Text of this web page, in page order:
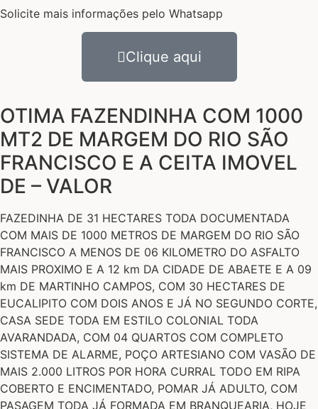
Solicite mais informações pelo Whatsapp
Clique aqui
OTIMA FAZENDINHA COM 1000
MT2 DE MARGEM DO RIO SÃO
FRANCISCO E A CEITA IMOVEL
DE – VALOR
FAZEDINHA DE 31 HECTARES TODA DOCUMENTADA
COM MAIS DE 1000 METROS DE MARGEM DO RIO SÃO
FRANCISCO A MENOS DE 06 KILOMETRO DO ASFALTO
MAIS PROXIMO E A 12 km DA CIDADE DE ABAETE E A 09
km DE MARTINHO CAMPOS, COM 30 HECTARES DE
EUCALIPITO COM DOIS ANOS E JÁ NO SEGUNDO CORTE,
CASA SEDE TODA EM ESTILO COLONIAL TODA
AVARANDADA, COM 04 QUARTOS COM COMPLETO
SISTEMA DE ALARME, POÇO ARTESIANO COM VASÃO DE
MAIS 2.000 LITROS POR HORA CURRAL TODO EM RIPA
COBERTO E ENCIMENTADO, POMAR JÁ ADULTO, COM
PASAGEM TODA JÁ FORMADA EM BRANQUEARIA, HOJE